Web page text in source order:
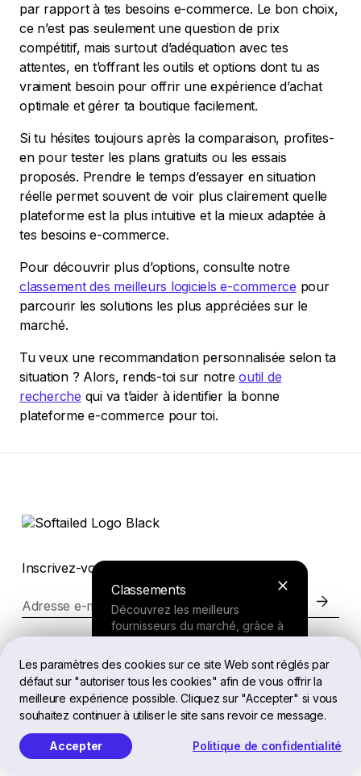
Les paramètres des cookies sur ce site Web sont réglés par
défaut sur "autoriser tous les cookies" afin de vous offrir la
meilleure expérience possible. Cliquez sur "Accepter" si vous
souhaitez continuer à utiliser le site sans revoir ce message.
Accepter Politique de confidentialité
par rapport à tes besoins e-commerce. Le bon choix,
ce n’est pas seulement une question de prix
compétitif, mais surtout d’adéquation avec tes
attentes, en t’offrant les outils et options dont tu as
vraiment besoin pour offrir une expérience d’achat
optimale et gérer ta boutique facilement.
Si tu hésites toujours après la comparaison, profites-
en pour tester les plans gratuits ou les essais
proposés. Prendre le temps d’essayer en situation
réelle permet souvent de voir plus clairement quelle
plateforme est la plus intuitive et la mieux adaptée à
tes besoins e-commerce.
Pour découvrir plus d’options, consulte notre
classement des meilleurs logiciels e-commerce pour
parcourir les solutions les plus appréciées sur le
marché.
Tu veux une recommandation personnalisée selon ta
situation ? Alors, rends-toi sur notreoutil de
recherche qui va t’aider à identifier la bonne
plateforme e-commerce pour toi.
Classements
Découvrez les meilleurs
fournisseurs du marché, grâce à
Outil de recherche
Répondez à quelques questions
sur vos besoins et recevez une
recommandation personnalisée.
Inscrivez-vous pour rester informés
Adresse e-mail
Mentions juridiques
FR